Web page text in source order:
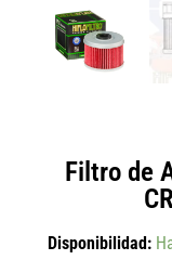
Filtro de
Disponibilidad:
Filtro